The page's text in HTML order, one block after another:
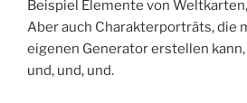
Beispiel Elemente von
Aber auch Charakterporträts, die
eigenen Generator erstellen
und, und, und.